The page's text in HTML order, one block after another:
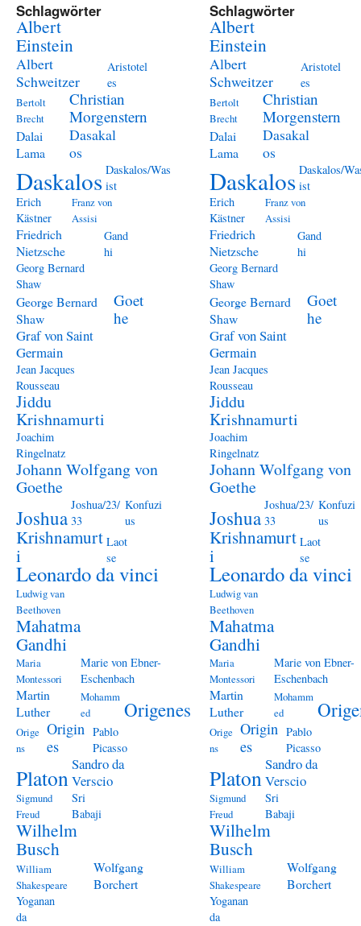
Schlagwörter
Albert
Einstein
Albert
Schweitzer
Aristotel
es
Bertolt
Brecht
Christian
Morgenstern
Dalai
Lama
Dasakal
os
Daskalos Daskalos/Was
ist
Erich
Kästner
Franz von
Assisi
Friedrich
Nietzsche
Gand
hi
Georg Bernard
Shaw
George Bernard
Shaw
Goet
he
Graf von Saint
Germain
Jean Jacques
Rousseau
Jiddu
Krishnamurti
Joachim
Ringelnatz
Johann Wolfgang von
Goethe
Joshua
Joshua/23/
33
Konfuzi
us
Krishnamurt
i
Laot
se
Leonardo da vinci
Ludwig van
Beethoven
Mahatma
Gandhi
Maria
Montessori
Marie von Ebner-
Eschenbach
Martin
Luther
Mohamm
ed
Origenes
Orige
ns
Origin
es
Pablo
Picasso
Platon
Sandro da
Verscio
Sigmund
Freud
Sri
Babaji
Wilhelm
Busch
William
Shakespeare
Wolfgang
Borchert
Yoganan
da
Schlagwörter
Albert
Einstein
Albert
Schweitzer
Aristotel
es
Bertolt
Brecht
Christian
Morgenstern
Dalai
Lama
Dasakal
os
Daskalos Daskalos/
ist
Erich
Kästner
Franz von
Assisi
Friedrich
Nietzsche
Gand
hi
Georg Bernard
Shaw
George Bernard
Shaw
Goet
he
Graf von Saint
Germain
Jean Jacques
Rousseau
Jiddu
Krishnamurti
Joachim
Ringelnatz
Johann Wolfgang von
Goethe
Joshua
Joshua/23/
33
Konfuzi
us
Krishnamurt
i
Laot
se
Leonardo da vinci
Ludwig van
Beethoven
Mahatma
Gandhi
Maria
Montessori
Marie von Ebner-
Eschenbach
Martin
Luther
Mohamm
ed
Orige
ns
Origin
es
Pablo
Picasso
Platon
Sandro da
Verscio
Sigmund
Freud
Sri
Babaji
Wilhelm
Busch
William
Shakespeare
Wolfgang
Borchert
Yoganan
da